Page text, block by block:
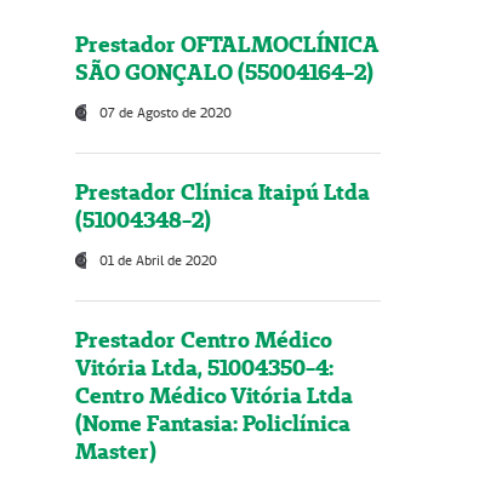
Prestador OFTALMOCLÍNICA
SÃO GONÇALO (55004164-2)
07 de Agosto de 2020
Prestador Clínica Itaipú Ltda
(51004348-2)
01 de Abril de 2020
Prestador Centro Médico
Vitória Ltda, 51004350-4:
Centro Médico Vitória Ltda
(Nome Fantasia: Policlínica
Master)